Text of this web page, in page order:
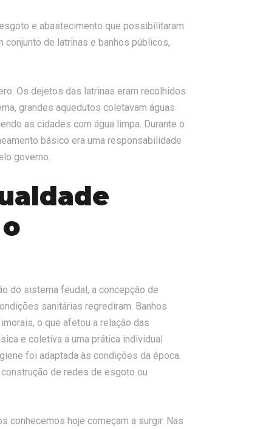
e abastecimento que possibilitaram
de latrinas e banhos públicos,
Os dejetos das latrinas eram recolhidos
grandes aquedutos coletavam águas
as cidades com água limpa. Durante o
básico era uma responsabilidade
governo.
do sistema feudal, a concepção de
sanitárias regrediram. Banhos
o que afetou a relação das
e coletiva a uma prática individual
foi adaptada às condições da época.
de redes de esgoto ou
conhecemos hoje começam a surgir. Nas